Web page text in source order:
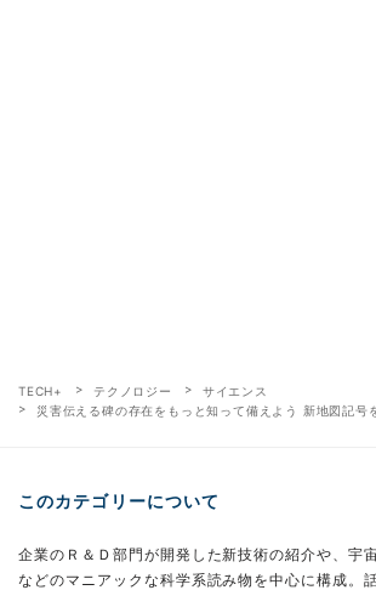
TECH+ テクノロジー
サイエンス
災害伝える碑の存在をもっと知って備えよう 新地図記号
このカテゴリーについて
企業のＲ＆Ｄ部門が開発した新技術の紹介や、宇
などのマニアックな科学系読み物を中心に構成。